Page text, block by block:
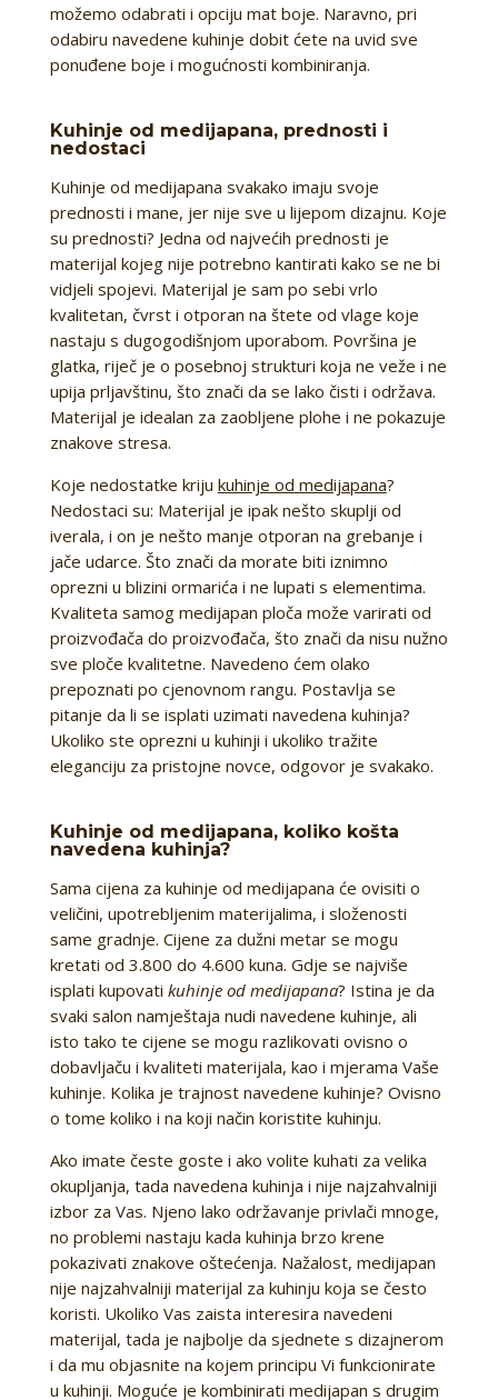
možemo odabrati i opciju mat boje. Naravno, pri
odabiru navedene kuhinje dobit ćete na uvid sve
ponuđene boje i mogućnosti kombiniranja.
Kuhinje od medijapana, prednosti i
nedostaci
Kuhinje od medijapana svakako imaju svoje
prednosti i mane, jer nije sve u lijepom dizajnu. Koje
su prednosti? Jedna od najvećih prednosti je
materijal kojeg nije potrebno kantirati kako se ne bi
vidjeli spojevi. Materijal je sam po sebi vrlo
kvalitetan, čvrst i otporan na štete od vlage koje
nastaju s dugogodišnjom uporabom. Površina je
glatka, riječ je o posebnoj strukturi koja ne veže i ne
upija prljavštinu, što znači da se lako čisti i održava.
Materijal je idealan za zaobljene plohe i ne pokazuje
znakove stresa.
Koje nedostatke kriju kuhinje od medijapana?
Nedostaci su: Materijal je ipak nešto skuplji od
iverala, i on je nešto manje otporan na grebanje i
jače udarce. Što znači da morate biti iznimno
oprezni u blizini ormarića i ne lupati s elementima.
Kvaliteta samog medijapan ploča može varirati od
proizvođača do proizvođača, što znači da nisu nužno
sve ploče kvalitetne. Navedeno ćem olako
prepoznati po cjenovnom rangu. Postavlja se
pitanje da li se isplati uzimati navedena kuhinja?
Ukoliko ste oprezni u kuhinji i ukoliko tražite
eleganciju za pristojne novce, odgovor je svakako.
Kuhinje od medijapana, koliko košta
navedena kuhinja?
Sama cijena za kuhinje od medijapana će ovisiti o
veličini, upotrebljenim materijalima, i složenosti
same gradnje. Cijene za dužni metar se mogu
kretati od 3.800 do 4.600 kuna. Gdje se najviše
isplati kupovati kuhinje od medijapana? Istina je da
svaki salon namještaja nudi navedene kuhinje, ali
isto tako te cijene se mogu razlikovati ovisno o
dobavljaču i kvaliteti materijala, kao i mjerama Vaše
kuhinje. Kolika je trajnost navedene kuhinje? Ovisno
o tome koliko i na koji način koristite kuhinju.
Ako imate česte goste i ako volite kuhati za velika
okupljanja, tada navedena kuhinja i nije najzahvalniji
izbor za Vas. Njeno lako održavanje privlači mnoge,
no problemi nastaju kada kuhinja brzo krene
pokazivati znakove oštećenja. Nažalost, medijapan
nije najzahvalniji materijal za kuhinju koja se često
koristi. Ukoliko Vas zaista interesira navedeni
materijal, tada je najbolje da sjednete s dizajnerom
i da mu objasnite na kojem principu Vi funkcionirate
u kuhinji. Moguće je kombinirati medijapan s drugim